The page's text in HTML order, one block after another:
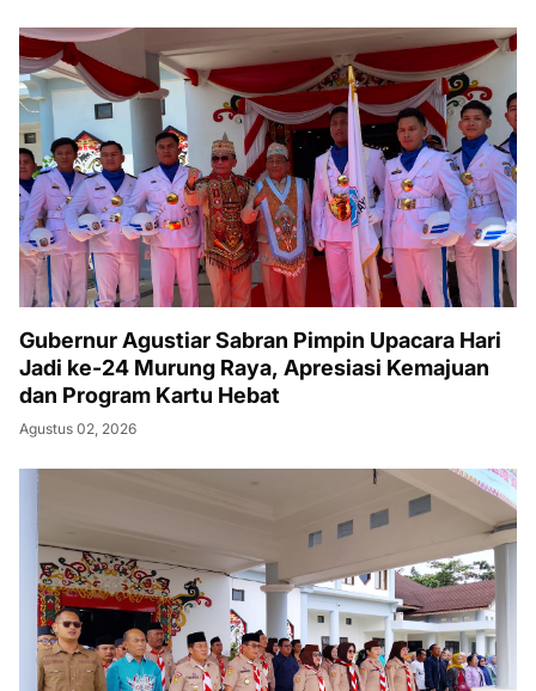
Gubernur Agustiar Sabran Pimpin Upacara Hari
Jadi ke-24 Murung Raya, Apresiasi Kemajuan
dan Program Kartu Hebat
Agustus 02, 2026